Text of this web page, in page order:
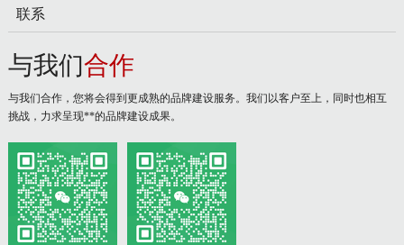
联系
与我们合作
与我们合作，您将会得到更成熟的品牌建设服务。我们以客户至上，同时也相互
挑战，力求呈现**的品牌建设成果。